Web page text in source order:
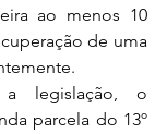
ao menos 10
de uma
legislação, o
parcela do 13º